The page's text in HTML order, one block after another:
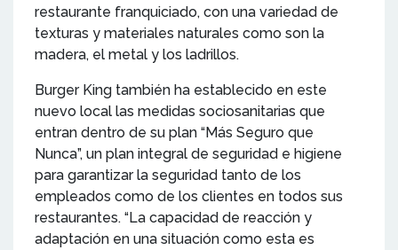
restaurante franquiciado, con una variedad de
texturas y materiales naturales como son la
madera, el metal y los ladrillos.
Burger King también ha establecido en este
nuevo local las medidas sociosanitarias que
entran dentro de su plan “Más Seguro que
Nunca”, un plan integral de seguridad e higiene
para garantizar la seguridad tanto de los
empleados como de los clientes en todos sus
restaurantes. “La capacidad de reacción y
adaptación en una situación como esta es